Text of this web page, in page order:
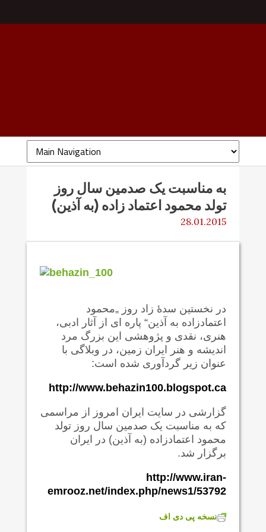
به مناسبت یک صدمین سال روز
تولد محمود اعتماد زاده (به آذین)
28.01.2015
در نخستین سدۀ زاد روز „محمود
اعتمادزاده به آذین“ پاره ای از آثار ادبی،
هنری، نقدی و پژوهشی این بزرگ مرد
اندیشه و هنر ایران زمین، در وبلاگی با
عنوان زیر گردآوری شده است:
http://www.behazin100.blogspot.ca
گزارشی در سایت ایران امروز از مراسمی
که به مناسبت یک صدمین سال روز تولد
محمود اعتمادزاده (به آذین) در ایران
برگزار شد.
http://www.iran-
emrooz.net/index.php/news1/53792
نسخه پی دی اف